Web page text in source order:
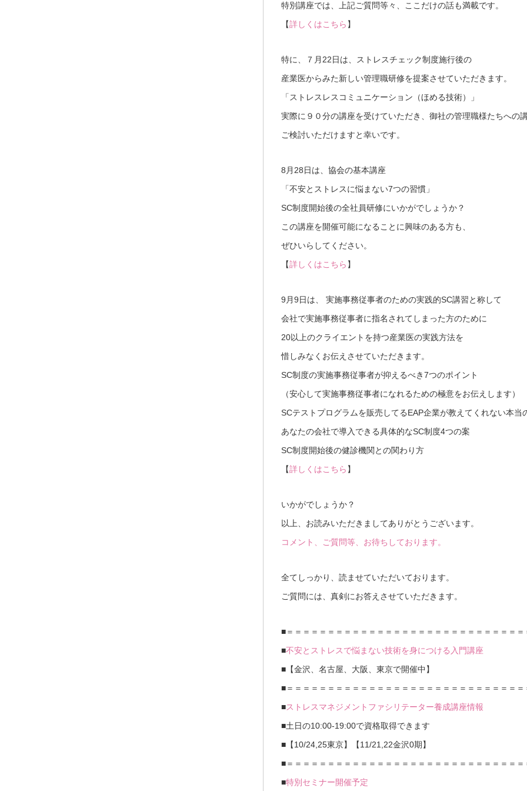
特別講座では、上記ご質問等々、ここだけの話も満載です。
【詳しくはこちら 】
特に、７月22日は、ストレスチェック制度施行後の
産業医からみた新しい管理職研修を提案させていただきます。
「ストレスレスコミュニケーション（ほめる技術）」
実際に９０分の講座を受けていただき、御社の管理職様たちへの
ご検討いただけますと幸いです。
8月28日は、協会の基本講座
「不安とストレスに悩まない7つの習慣」
SC制度開始後の全社員研修にいかがでしょうか？
この講座を開催可能になることに興味のある方も、
ぜひいらしてください。
【詳しくはこちら 】
9月9日は、 実施事務従事者のための実践的SC講習と称して
会社で実施事務従事者に指名されてしまった方のために
20以上のクライエントを持つ産業医の実践方法を
惜しみなくお伝えさせていただきます。
SC制度の実施事務従事者が抑えるべき7つのポイント
（安心して実施事務従事者になれるための極意をお伝えします）
SCテストプログラムを販売してるEAP企業が教えてくれない本当
あなたの会社で導入できる具体的なSC制度4つの案
SC制度開始後の健診機関との関わり方
【詳しくはこちら 】
いかがでしょうか？
以上、お読みいただきましてありがとうございます。
コメント、ご質問等、お待ちしております。
全てしっかり、読ませていただいております。
ご質問には、真剣にお答えさせていただきます。
■＝＝＝＝＝＝＝＝＝＝＝＝＝＝＝＝＝＝＝＝＝＝＝＝＝＝＝＝＝
■不安とストレスで悩まない技術を身につける入門講座
■【金沢、名古屋、大阪、東京で開催中】
■＝＝＝＝＝＝＝＝＝＝＝＝＝＝＝＝＝＝＝＝＝＝＝＝＝＝＝＝＝
■ストレスマネジメントファシリテーター養成講座情報
■土日の10:00-19:00で資格取得できます
■【10/24,25東京】【11/21,22金沢0期】
■＝＝＝＝＝＝＝＝＝＝＝＝＝＝＝＝＝＝＝＝＝＝＝＝＝＝＝＝＝
■特別セミナー開催予定